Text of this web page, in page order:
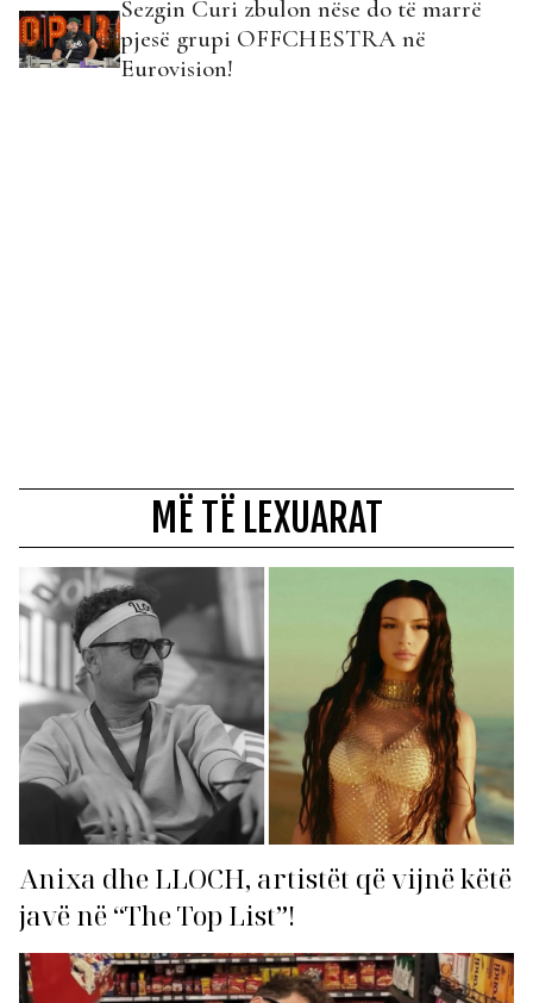
Sezgin Curi zbulon nëse do të marrë
pjesë grupi OFFCHESTRA në
Eurovision!
MË TË LEXUARAT
Anixa dhe LLOCH, artistët që vijnë këtë
javë në “The Top List”!